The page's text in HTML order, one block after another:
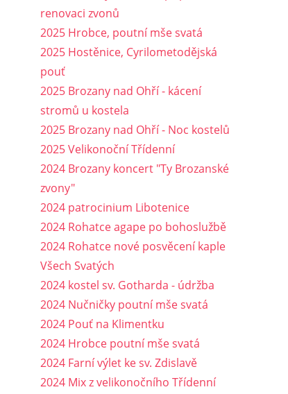
renovaci zvonů
2025 Hrobce, poutní mše svatá
2025 Hostěnice, Cyrilometodějská
pouť
2025 Brozany nad Ohří - kácení
stromů u kostela
2025 Brozany nad Ohří - Noc kostelů
2025 Velikonoční Třídenní
2024 Brozany koncert "Ty Brozanské
zvony"
2024 patrocinium Libotenice
2024 Rohatce agape po bohoslužbě
2024 Rohatce nové posvěcení kaple
Všech Svatých
2024 kostel sv. Gotharda - údržba
2024 Nučničky poutní mše svatá
2024 Pouť na Klimentku
2024 Hrobce poutní mše svatá
2024 Farní výlet ke sv. Zdislavě
2024 Mix z velikonočního Třídenní